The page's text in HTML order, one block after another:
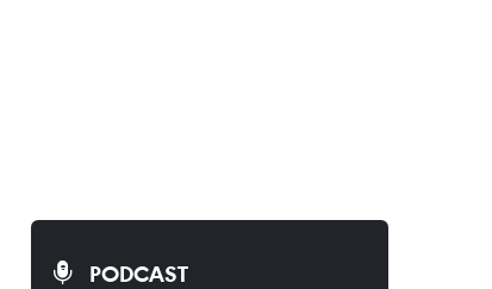
PODCAST